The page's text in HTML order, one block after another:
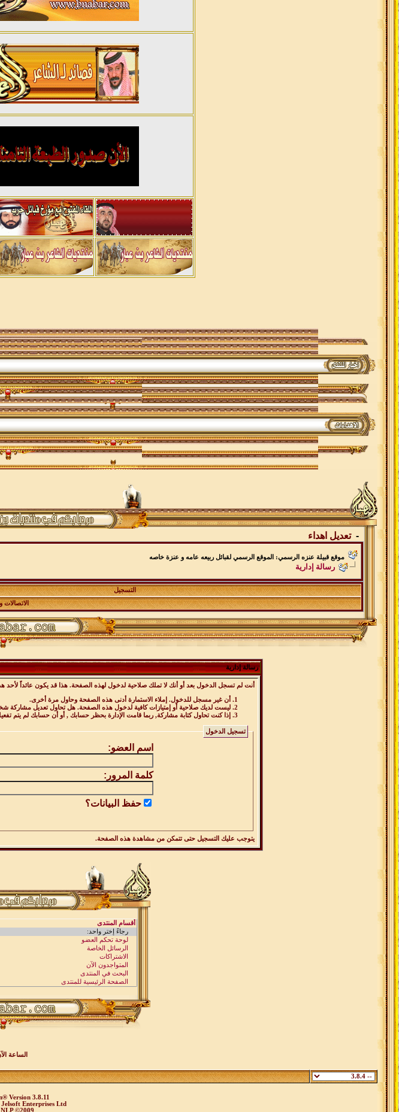
-تعديل اهداء
موقع قبيلة عنزه الرسمي: الموقع الرسمي لقبائل ربيعه عامه و عنزة خاصه
رسالة إدارية
التسجيل
رسالة إدارية
أنت لم تسجل الدخول بعد أو أنك لا تملك صلاحية لدخول لهذه الصفحة. هذا قد يكون عائداً لأحد
أن غير مسجل للدخول. إملاء الاستمارة أدنى هذه الصفحة وحاول مرة أخرى.
ليست لديك صلاحية أو إمتيازات كافية لدخول هذه الصفحة. هل تحاول تعديل مشاركة
إذا كنت تحاول كتابة مشاركة, ربما قامت الإدارة بحظر حسابك , أو أن حسابك لم يتم
تسجيل الدخول
اسم العضو:
كلمة المرور:
حفظ البيانات؟
يتوجب عليك التسجيل حتى تتمكن من مشاهدة هذه الصفحة.
الساعة
Version 3.8.11
Enterprises Ltd
NLP©2009